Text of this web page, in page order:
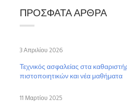
ΠΡΌΣΦΑΤΑ ΆΡΘΡΑ
Τεχνικός ασφαλείας στα
πιστοποιητικών και νέα μαθήματα
3 Απριλίου 2026
11 Μαρτίου 2025